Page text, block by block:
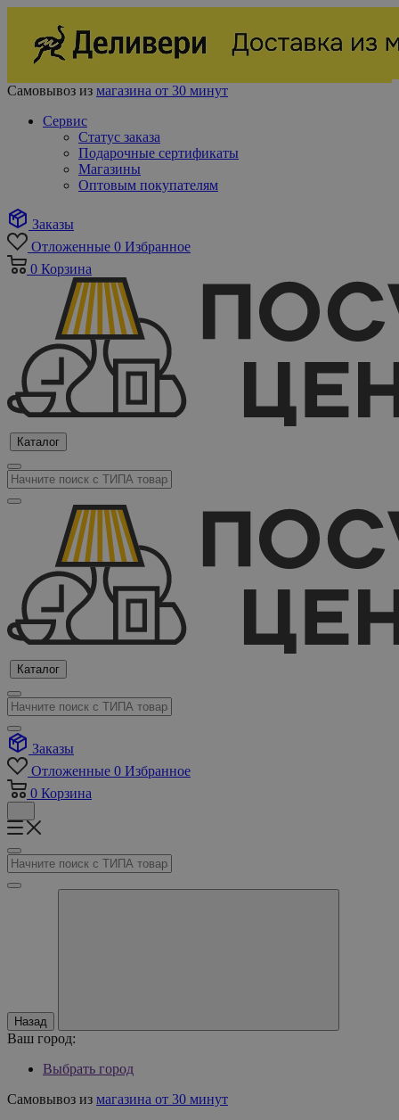
Самовывоз из магазина от 30 минут
Сервис
Статус заказа
Подарочные сертификаты
Магазины
Оптовым покупателям
Заказы
Отложенные 0 Избранное
0 Корзина
Каталог
Каталог
Заказы
Отложенные 0 Избранное
0 Корзина
Назад
Ваш город:
Выбрать город
Самовывоз из магазина от 30 минут